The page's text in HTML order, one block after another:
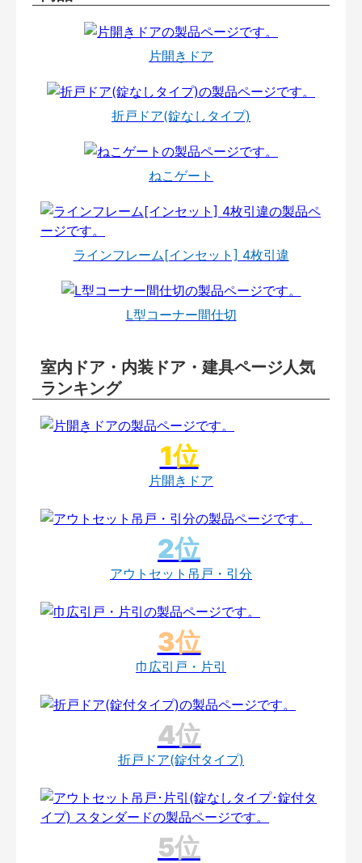
片開きドア
折戸ドア(錠なしタイプ)
ねこゲート
ラインフレーム[インセット] 4枚引違
L型コーナー間仕切
室内ドア・内装ドア・建具ページ人気
ランキング
片開きドア
アウトセット吊戸・引分
巾広引戸・片引
折戸ドア(錠付タイプ)